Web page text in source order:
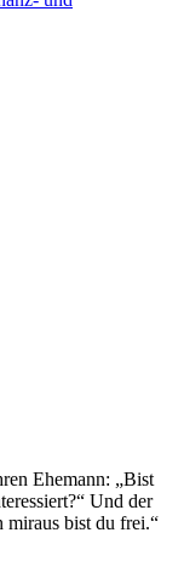
Ehemann: „Bist
Und der
miraus bist du frei.“